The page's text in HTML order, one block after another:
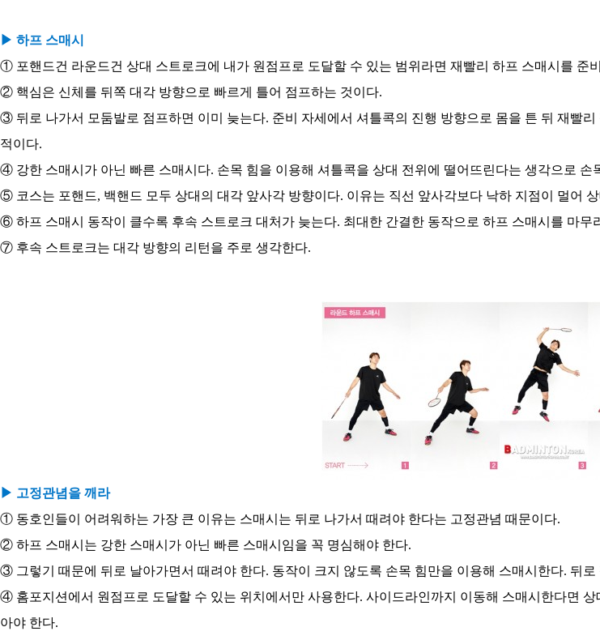
▶ 하프 스매시
① 포핸드건 라운드건 상대 스트로크에 내가 원점프로 도달할 수 있는 범위라면 재빨리 하프 스매시를 준
② 핵심은 신체를 뒤쪽 대각 방향으로 빠르게 틀어 점프하는 것이다.
③ 뒤로 나가서 모둠발로 점프하면 이미 늦는다. 준비 자세에서 셔틀콕의 진행 방향으로 몸을 튼 뒤 재빨
적이다.
④ 강한 스매시가 아닌 빠른 스매시다. 손목 힘을 이용해 셔틀콕을 상대 전위에 떨어뜨린다는 생각으로 손
⑤ 코스는 포핸드, 백핸드 모두 상대의 대각 앞사각 방향이다. 이유는 직선 앞사각보다 낙하 지점이 멀어
⑥ 하프 스매시 동작이 클수록 후속 스트로크 대처가 늦는다. 최대한 간결한 동작으로 하프 스매시를 마무
⑦ 후속 스트로크는 대각 방향의 리턴을 주로 생각한다.
▶ 고정관념을 깨라
① 동호인들이 어려워하는 가장 큰 이유는 스매시는 뒤로 나가서 때려야 한다는 고정관념 때문이다.
② 하프 스매시는 강한 스매시가 아닌 빠른 스매시임을 꼭 명심해야 한다.
③ 그렇기 때문에 뒤로 날아가면서 때려야 한다. 동작이 크지 않도록 손목 힘만을 이용해 스매시한다. 뒤
④ 홈포지션에서 원점프로 도달할 수 있는 위치에서만 사용한다. 사이드라인까지 이동해 스매시한다면
아야 한다.